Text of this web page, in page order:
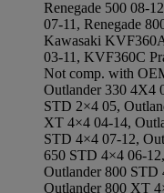
Renegade 500 08-
07-11, Renegade
Kawasaki
03-11, KVF360C
Not comp. with
Outlander 330 4X4
STD 2×4 05,
XT 4×4 04-14,
STD 4×4 07-12,
650 STD 4×4 06-
Outlander 800 STD
Outlander 800 XT